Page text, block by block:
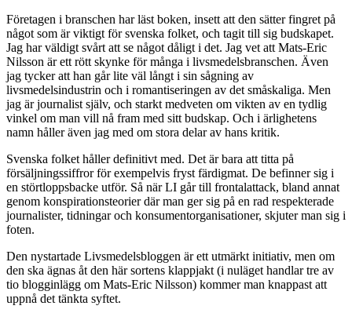
Företagen i branschen har läst boken, insett att den sätter fingret på
något som är viktigt för svenska folket, och tagit till sig budskapet.
Jag har väldigt svårt att se något dåligt i det. Jag vet att Mats-Eric
Nilsson är ett rött skynke för många i livsmedelsbranschen. Även
jag tycker att han går lite väl långt i sin sågning av
livsmedelsindustrin och i romantiseringen av det småskaliga. Men
jag är journalist själv, och starkt medveten om vikten av en tydlig
vinkel om man vill nå fram med sitt budskap. Och i ärlighetens
namn håller även jag med om stora delar av hans kritik.
Svenska folket håller definitivt med. Det är bara att titta på
försäljningssiffror för exempelvis fryst färdigmat. De befinner sig i
en störtloppsbacke utför. Så när LI går till frontalattack, bland annat
genom konspirationsteorier där man ger sig på en rad respekterade
journalister, tidningar och konsumentorganisationer, skjuter man sig i
foten.
Den nystartade Livsmedelsbloggen är ett utmärkt initiativ, men om
den ska ägnas åt den här sortens klappjakt (i nuläget handlar tre av
tio blogginlägg om Mats-Eric Nilsson) kommer man knappast att
uppnå det tänkta syftet.